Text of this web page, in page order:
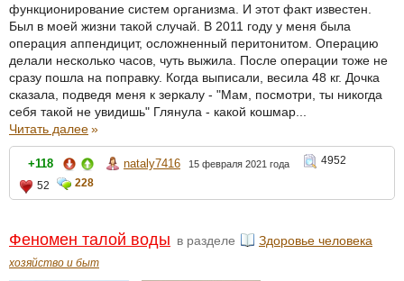
функционирование систем организма. И этот факт известен.
Был в моей жизни такой случай. В 2011 году у меня была
операция аппендицит, осложненный перитонитом. Операцию
делали несколько часов, чуть выжила. После операции тоже не
сразу пошла на поправку. Когда выписали, весила 48 кг. Дочка
сказала, подведя меня к зеркалу - "Мам, посмотри, ты никогда
себя такой не увидишь" Глянула - какой кошмар...
Читать далее»
+118 nataly7416 15 февраля 2021 года
4952
52
228
Феномен талой воды в разделе Здоровье человека
хозяйство и быт